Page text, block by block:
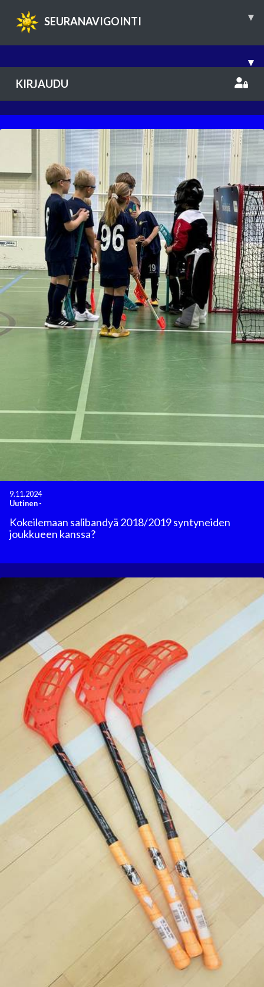
SEURANAVIGOINTI ▾
▾
KIRJAUDU
9.11.2024
Uutinen-
Kokeilemaan salibandyä 2018/2019 syntyneiden
joukkueen kanssa?